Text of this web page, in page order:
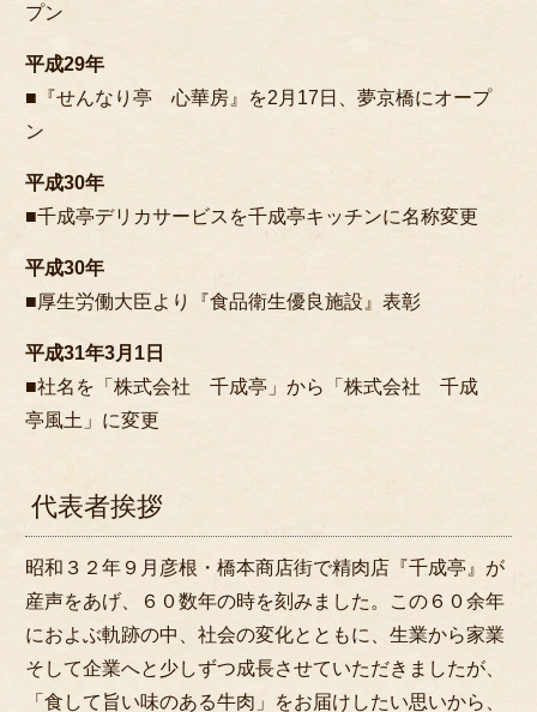
プン
平成29年
■『せんなり亭 心華房』を2月17日、夢京橋にオープ
ン
平成30年
■千成亭デリカサービスを千成亭キッチンに名称変更
平成30年
■厚生労働大臣より『食品衛生優良施設』表彰
平成31年3月1日
■社名を「株式会社 千成亭」から「株式会社 千成
亭風土」に変更
代表者挨拶
昭和３２年９月彦根・橋本商店街で精肉店『千成亭』が
産声をあげ、６０数年の時を刻みました。この６０余年
におよぶ軌跡の中、社会の変化とともに、生業から家業
そして企業へと少しずつ成長させていただきましたが、
「食して旨い味のある牛肉」をお届けしたい思いから、